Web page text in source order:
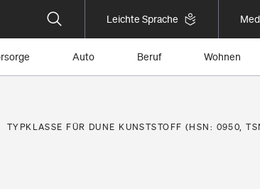
Leichte Sprache
Auto Beruf Wohnen
TYPKLASSE FÜR DUNE KUNSTSTOFF (HSN: 0950,